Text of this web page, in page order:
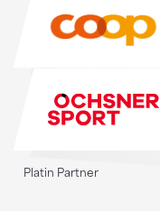
Platin Partner